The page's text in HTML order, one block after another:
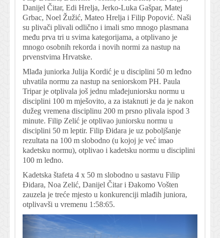
Danijel Čitar, Edi Hrelja, Jerko-Luka Gašpar, Matej
Grbac, Noel Žužić, Mateo Hrelja i Filip Popović. Naši
su plivači plivali odlično i imali smo mnogo plasmana
među prva tri u svima kategorijama, a otplivano je
mnogo osobnih rekorda i novih normi za nastup na
prvenstvima Hrvatske.
Mlađa juniorka Julija Kordić je u disciplini 50 m leđno
uhvatila normu za nastup na seniorskom PH. Paula
Tripar je otplivala još jednu mlađejuniorsku normu u
disciplini 100 m mješovito, a za istaknuti je da je nakon
dužeg vremena disciplinu 200 m prsno plivala ispod 3
minute. Filip Zelić je otplivao juniorsku normu u
disciplini 50 m leptir. Filip Đidara je uz poboljšanje
rezultata na 100 m slobodno (u kojoj je već imao
kadetsku normu), otplivao i kadetsku normu u disciplini
100 m leđno.
Kadetska štafeta 4 x 50 m slobodno u sastavu Filip
Đidara, Noa Zelić, Danijel Čitar i Đakomo Vošten
zauzela je treće mjesto u konkurenciji mlađih juniora,
otplivavši u vremenu 1:58:65.